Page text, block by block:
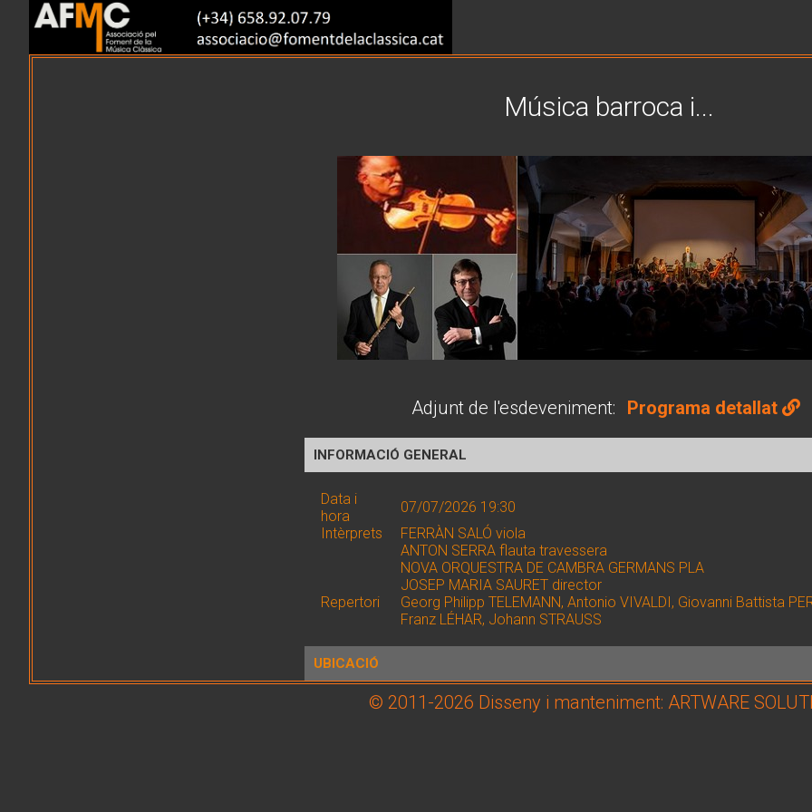
Música barroca i...
Adjunt de l'esdeveniment: Programa detallat
INFORMACIÓ GENERAL
Data i
hora
07/07/2026 19:30
Intèrprets
FERRÀN SALÓ viola
ANTON SERRA flauta travessera
NOVA ORQUESTRA DE CAMBRA GERMANS PLA
JOSEP MARIA SAURET director
Repertori
Georg Philipp TELEMANN, Antonio VIVALDI, Giovanni Battista
Franz LÉHAR, Johann STRAUSS
UBICACIÓ
Reial Acadèmia Catalana de Belles Arts de Sant Jordi - Saló
© 2011-2026 Disseny i manteniment: ARTWARE